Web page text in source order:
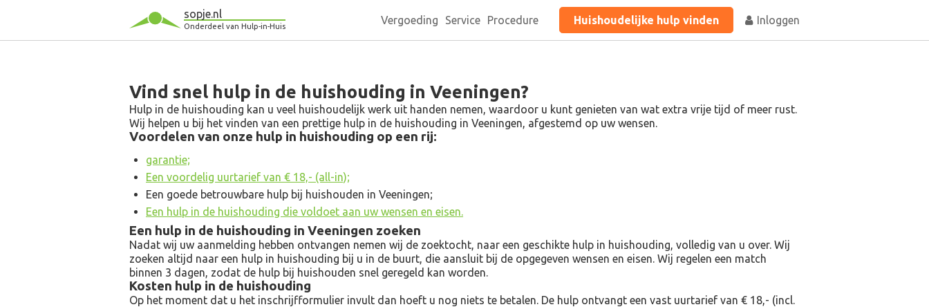
sopje.nl
Onderdeel van Hulp-in-Huis Vergoeding Service Procedure Huishoudelijke hulp vinden Inloggen
Vind snel hulp in de huishouding in Veeningen?
Hulp in de huishouding kan u veel huishoudelijk werk uit handen nemen, waardoor u kunt genieten van wat extra vrije tijd of meer rust.
Wij helpen u bij het vinden van een prettige hulp in de huishouding in Veeningen, afgestemd op uw wensen.
Voordelen van onze hulp in huishouding op een rij:
garantie;
Een voordelig uurtarief van € 18,- (all-in);
Een goede betrouwbare hulp bij huishouden in Veeningen;
Een hulp in de huishouding die voldoet aan uw wensen en eisen.
Een hulp in de huishouding in Veeningen zoeken
Nadat wij uw aanmelding hebben ontvangen nemen wij de zoektocht, naar een geschikte hulp in huishouding, volledig van u over. Wij
zoeken altijd naar een hulp in huishouding bij u in de buurt, die aansluit bij de opgegeven wensen en eisen. Wij regelen een match
binnen 3 dagen, zodat de hulp bij huishouden snel geregeld kan worden.
Kosten hulp in de huishouding
Op het moment dat u het inschrijfformulier invult dan hoeft u nog niets te betalen. De hulp ontvangt een vast uurtarief van € 18,- (incl.